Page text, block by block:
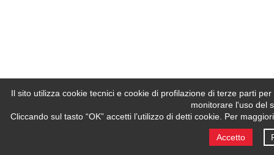
Il sito utilizza cookie tecnici e cookie di profilazione di terze parti
monitorare l'uso del
Cliccando sul tasto “OK” accetti l’utilizzo di detti cookie. Per
Accetto